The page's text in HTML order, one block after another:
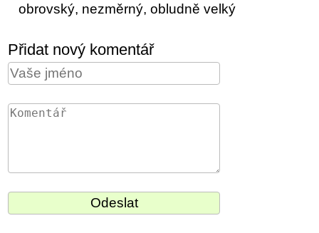
obrovský, nezměrný, obludně velký
Přidat nový komentář